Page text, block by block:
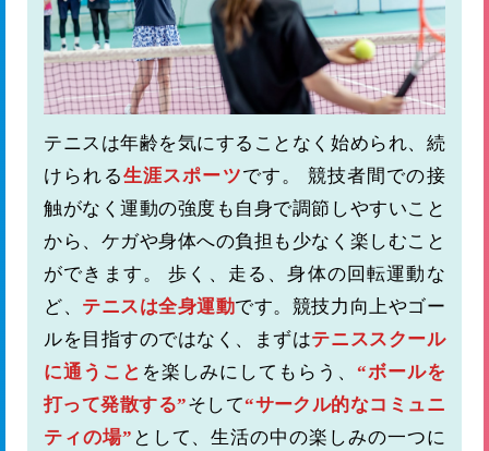
テニスは年齢を気にすることなく始められ、続
けられる生涯スポーツです。 競技者間での接
触がなく運動の強度も自身で調節しやすいこと
から、ケガや身体への負担も少なく楽しむこと
ができます。 歩く、走る、身体の回転運動な
ど、 テニスは全身運動です。競技力向上やゴー
ルを目指すのではなく、まずはテニススクール
に通うこと を楽しみにしてもらう、 “ボールを
打って発散する”そして“サークル的なコミュニ
ティの場” として、生活の中の楽しみの一つに